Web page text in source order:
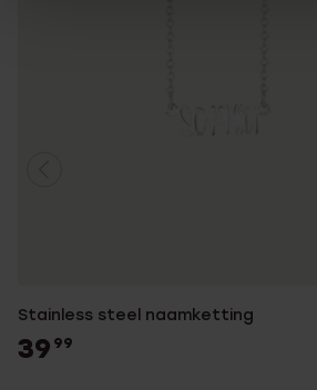
Stainless steel naamketting
39 99